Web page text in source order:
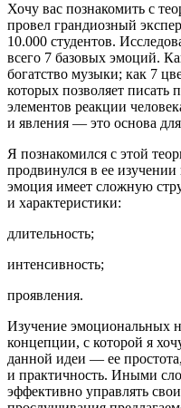
Хочу вас познакомить с
провел грандиозный
10.000 студентов.
всего 7 базовых эмоций.
богатство музыки; как 7
которых позволяет
элементов реакции
и явления — это основа
Я познакомился с этой
продвинулся в ее
эмоция имеет сложную
и характеристики:
длительность;
интенсивность;
проявления.
Изучение эмоциональных
концепции, с которой я
данной идеи — ее
и практичность. Иными
эффективно управлять